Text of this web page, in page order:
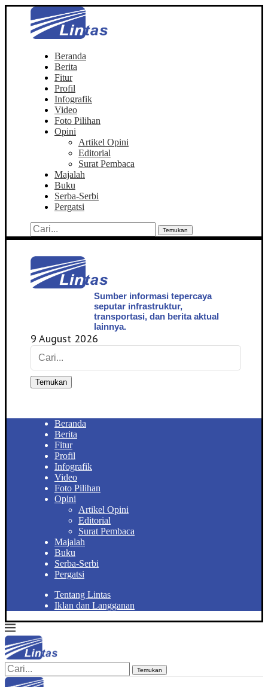
Beranda
Berita
Fitur
Profil
Infografik
Video
Foto Pilihan
Opini
Artikel Opini
Editorial
Surat Pembaca
Majalah
Buku
Serba-Serbi
Pergatsi
Temukan
Sumber informasi tepercaya
seputar infrastruktur,
transportasi, dan berita aktual
lainnya.
9 August 2026
Temukan
Beranda
Berita
Fitur
Profil
Infografik
Video
Foto Pilihan
Opini
Artikel Opini
Editorial
Surat Pembaca
Majalah
Buku
Serba-Serbi
Pergatsi
Tentang Lintas
Iklan dan Langganan
Temukan